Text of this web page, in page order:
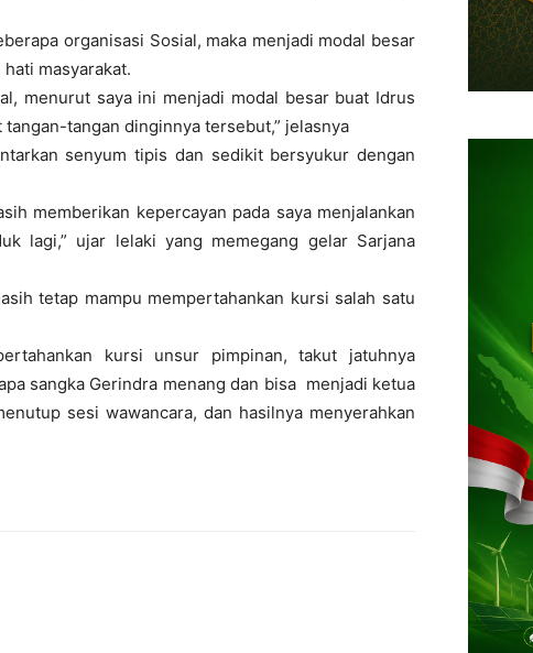
organisasi Sosial, maka menjadi modal besar
masyarakat.
menurut saya ini menjadi modal besar buat Idrus
tangan dinginnya tersebut,” jelasnya
senyum tipis dan sedikit bersyukur dengan
memberikan kepercayan pada saya menjalankan
lagi,” ujar lelaki yang memegang gelar Sarjana
tetap mampu mempertahankan kursi salah satu
kursi unsur pimpinan, takut jatuhnya
sangka Gerindra menang dan bisa menjadi ketua
sesi wawancara, dan hasilnya menyerahkan